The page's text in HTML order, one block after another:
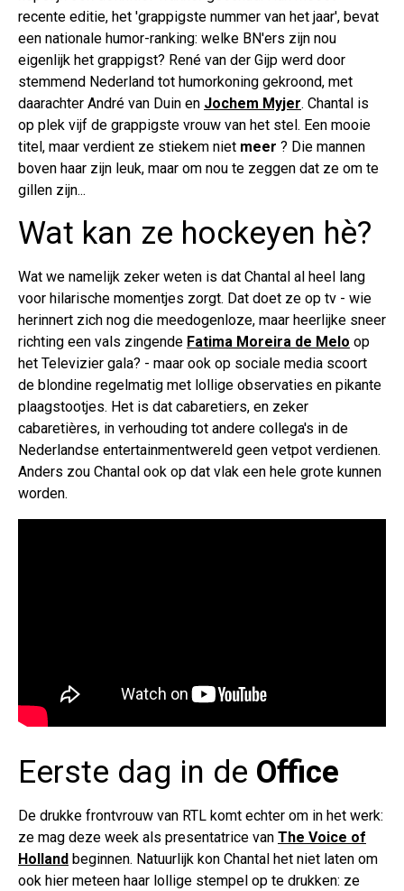
recente editie, het 'grappigste nummer van het jaar', bevat
een nationale humor-ranking: welke BN'ers zijn nou
eigenlijk het grappigst? René van der Gijp werd door
stemmend Nederland tot humorkoning gekroond, met
daarachter André van Duin en Jochem Myjer. Chantal is
op plek vijf de grappigste vrouw van het stel. Een mooie
titel, maar verdient ze stiekem niet meer ? Die mannen
boven haar zijn leuk, maar om nou te zeggen dat ze om te
gillen zijn...
Wat kan ze hockeyen hè?
Wat we namelijk zeker weten is dat Chantal al heel lang
voor hilarische momentjes zorgt. Dat doet ze op tv - wie
herinnert zich nog die meedogenloze, maar heerlijke sneer
richting een vals zingende Fatima Moreira de Melo op
het Televizier gala? - maar ook op sociale media scoort
de blondine regelmatig met lollige observaties en pikante
plaagstootjes. Het is dat cabaretiers, en zeker
cabaretières, in verhouding tot andere collega's in de
Nederlandse entertainmentwereld geen vetpot verdienen.
Anders zou Chantal ook op dat vlak een hele grote kunnen
worden.
Eerste dag in de Office
De drukke frontvrouw van RTL komt echter om in het werk:
ze mag deze week als presentatrice van The Voice of
Holland beginnen. Natuurlijk kon Chantal het niet laten om
ook hier meteen haar lollige stempel op te drukken: ze